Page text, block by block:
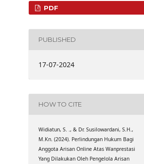
PDF
PUBLISHED
17-07-2024
HOW TO CITE
Widiatun, S. ., & Dr. Susilowardani, S.H.,
M.Kn. (2024). Perlindungan Hukum Bagi
Anggota Arisan Online Atas Wanprestasi
Yang Dilakukan Oleh Pengelola Arisan